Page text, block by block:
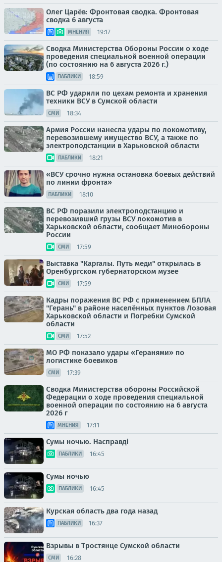
Олег Царёв: Фронтовая сводка. Фронтовая
сводка 6 августа
МНЕНИЯ 19:17
Сводка Министерства Обороны России о ходе
проведения специальной военной операции
(по состоянию на 6 августа 2026 г.)
ПАБЛИКИ 18:59
ВС РФ ударили по цехам ремонта и хранения
техники ВСУ в Сумской области
СМИ 18:34
Армия России нанесла удары по локомотиву,
перевозившему имущество ВСУ, а также по
электроподстанции в Харьковской области
ПАБЛИКИ 18:21
«ВСУ срочно нужна остановка боевых действий
по линии фронта»
ПАБЛИКИ 18:10
ВС РФ поразили электроподстанцию и
перевозивший грузы ВСУ локомотив в
Харьковской области, сообщает Минобороны
России
СМИ 17:59
Выставка "Каргалы. Путь меди" открылась в
Оренбургском губернаторском музее
СМИ 17:59
Кадры поражения ВС РФ с применением БПЛА
"Герань" в районе населённых пунктов Лозовая
Харьковской области и Погребки Сумской
области
СМИ 17:52
МО РФ показало удары «Геранями» по
логистике боевиков
СМИ 17:39
Сводка Министерства обороны Российской
Федерации о ходе проведения специальной
военной операции по состоянию на 6 августа
2026 г
МНЕНИЯ 17:11
Сумы ночью. Насправді
ПАБЛИКИ 16:45
Сумы ночью
ПАБЛИКИ 16:45
Курская область два года назад
ПАБЛИКИ 16:37
Взрывы в Тростянце Сумской области
СМИ 16:28